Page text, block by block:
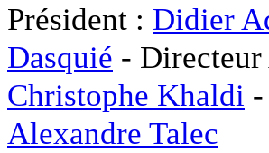
Président : Didier
Dasquié -
Christophe Khaldi
Alexandre Talec